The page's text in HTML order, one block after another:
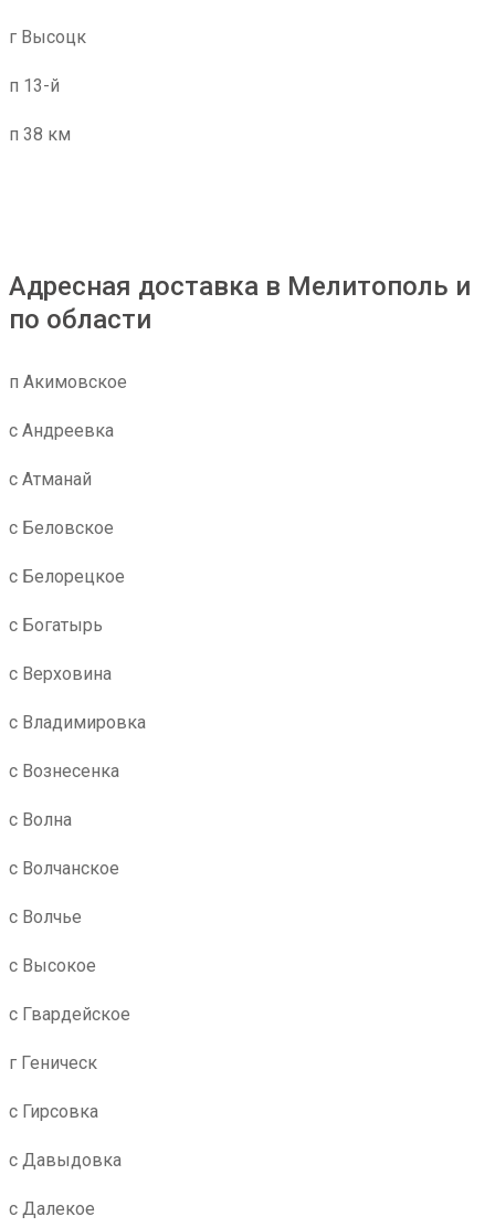
г Высоцк
п 13-й
п 38 км
Адресная доставка в Мелитополь и
по области
п Акимовское
с Андреевка
с Атманай
с Беловское
с Белорецкое
с Богатырь
с Верховина
с Владимировка
с Вознесенка
с Волна
с Волчанское
с Волчье
с Высокое
с Гвардейское
г Геническ
с Гирсовка
с Давыдовка
с Далекое